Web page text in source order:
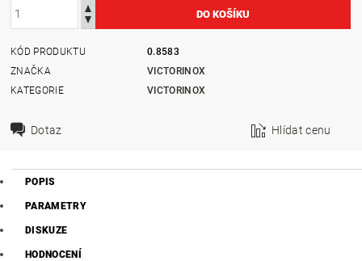
KÓD PRODUKTU
0.8583
ZNAČKA
VICTORINOX
KATEGORIE
VICTORINOX
Dotaz Hlídat cenu
POPIS
PARAMETRY
DISKUZE
HODNOCENÍ